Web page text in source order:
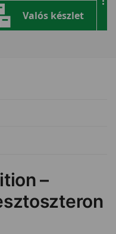
Valós készlet
–